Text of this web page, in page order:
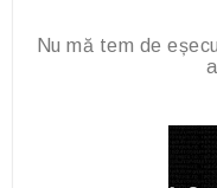
Nu mă tem de